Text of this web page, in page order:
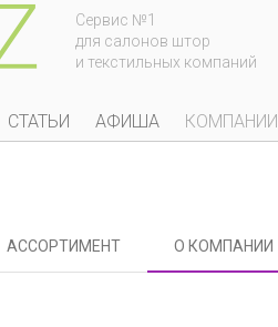
Сервис №1
для салонов штор
и текстильных компаний
СТАТЬИ АФИША КОМПАНИИ
АССОРТИМЕНТ О КОМПАНИИ